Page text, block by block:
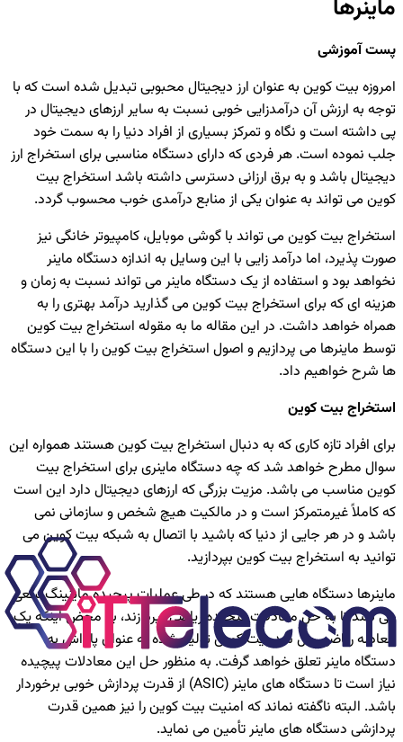
ماینرها
پست آموزشی
امروزه بیت کوین به عنوان ارز دیجیتال محبوبی تبدیل شده است که با
توجه به ارزش آن درآمدزایی خوبی نسبت به سایر ارزهای دیجیتال در
پی داشته است و نگاه و تمرکز بسیاری از افراد دنیا را به سمت خود
جلب نموده است. هر فردی که دارای دستگاه مناسبی برای استخراج ارز
دیجیتال باشد و به برق ارزانی دسترسی داشته باشد استخراج بیت
کوین می تواند به عنوان یکی از منابع درآمدی خوب محسوب گردد.
استخراج بیت کوین می تواند با گوشی موبایل، کامپیوتر خانگی نیز
صورت پذیرد، اما درآمد زایی با این وسایل به اندازه دستگاه ماینر
نخواهد بود و استفاده از یک دستگاه ماینر می تواند نسبت به زمان و
هزینه ای که برای استخراج بیت کوین می گذارید درآمد بهتری را به
همراه خواهد داشت. در این مقاله ما به مقوله استخراج بیت کوین
توسط ماینرها می پردازیم و اصول استخراج بیت کوین را با این دستگاه
ها شرح خواهیم داد.
استخراج بیت کوین
برای افراد تازه کاری که به دنبال استخراج بیت کوین هستند همواره این
سوال مطرح خواهد شد که چه دستگاه ماینری برای استخراج بیت
کوین مناسب می باشد. مزیت بزرگی که ارزهای دیجیتال دارد این است
که کاملاً غیرمتمرکز است و در مالکیت هیچ شخص و سازمانی نمی
باشد و در هر جایی از دنیا که باشید با اتصال به شبکه بیت کوین می
توانید به استخراج بیت کوین بپردازید.
ماینرها دستگاه هایی هستند که در طی عملیات پیچیده ماینینگ سعی
می کنند تا به حل معادلات پیچیده ریاضی بپردازند، به محض اینکه یک
معادله ریاضی حل شد بیت کوین تولید شده به عنوان پاداش به
دستگاه ماینر تعلق خواهد گرفت. به منظور حل این معادلات پیچیده
نیاز است تا دستگاه های ماینر (ASIC) از قدرت پردازش خوبی برخوردار
باشد. البته ناگفته نماند که امنیت بیت کوین را نیز همین قدرت
پردازشی دستگاه های ماینر تأمین می نماید.